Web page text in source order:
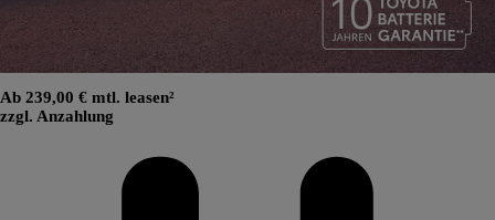
Ab 239,00 € mtl. leasen²
zzgl. Anzahlung